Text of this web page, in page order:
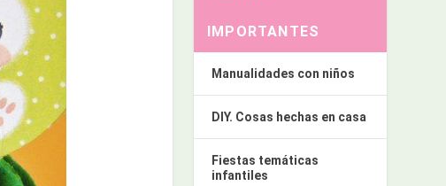
IMPORTANTES
Manualidades con niños
DIY. Cosas hechas en casa
Fiestas temáticas
infantiles